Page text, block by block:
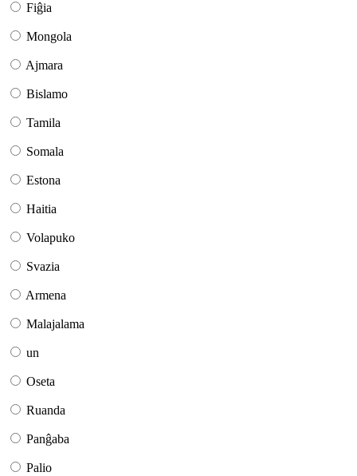
Fiĝia
Mongola
Ajmara
Bislamo
Tamila
Somala
Estona
Haitia
Volapuko
Svazia
Armena
Malajalama
un
Oseta
Ruanda
Panĝaba
Palio